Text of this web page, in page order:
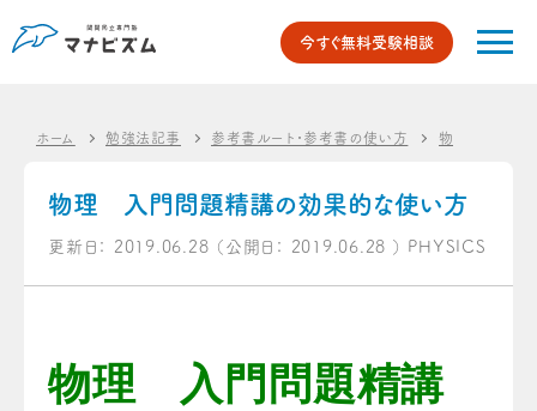
今すぐ無料受験相談
ホーム 勉強法記事 参考書ルート・参考書の使い方 物理のオスス
物理 入門問題精講の効果的な使い方
更新日： 2019.06.28 （公開日： 2019.06.28 ） PHYSICS
物理 入門問題精講